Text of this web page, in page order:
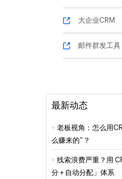
大企业CRM
邮件群发工具
最新动态
老板视角：怎么用
么赚来的”？
线索浪费严重？用
分 + 自动分配」体系